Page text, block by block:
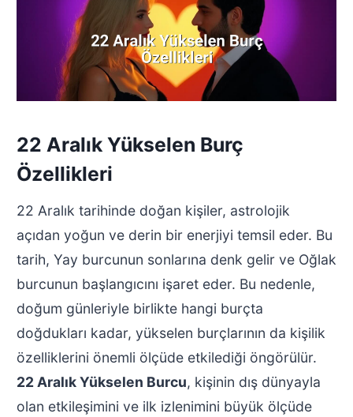
22 Aralık Yükselen Burç
Özellikleri
22 Aralık tarihinde doğan kişiler, astrolojik
açıdan yoğun ve derin bir enerjiyi temsil eder. Bu
tarih, Yay burcunun sonlarına denk gelir ve Oğlak
burcunun başlangıcını işaret eder. Bu nedenle,
doğum günleriyle birlikte hangi burçta
doğdukları kadar, yükselen burçlarının da kişilik
özelliklerini önemli ölçüde etkilediği öngörülür.
22 Aralık Yükselen Burcu, kişinin dış dünyayla
olan etkileşimini ve ilk izlenimini büyük ölçüde